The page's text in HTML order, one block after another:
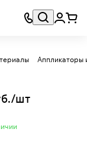
Аппликаторы
шт